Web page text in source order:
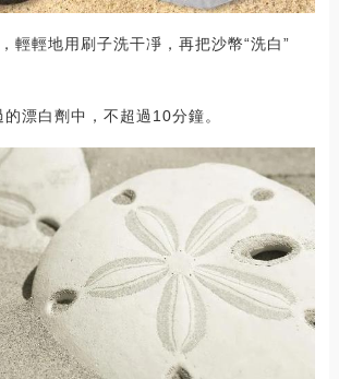
輕輕地用刷子洗干凈，再把沙幣“洗白”
漂白劑中，不超過10分鐘。